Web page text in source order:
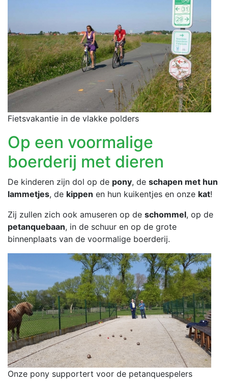
Fietsvakantie in de vlakke polders
Op een voormalige
boerderij met dieren
De kinderen zijn dol op de pony, de schapen met hun
lammetjes, de kippen en hun kuikentjes en onze kat!
Zij zullen zich ook amuseren op de schommel, op de
petanquebaan, in de schuur en op de grote
binnenplaats van de voormalige boerderij.
Onze pony supportert voor de petanquespelers